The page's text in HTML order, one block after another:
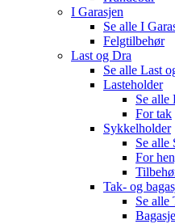
I Garasjen
Se alle I
Felgtilbehør
Last og Dra
Se alle Last
Lasteholder
Se alle
For tak
Sykkelholder
Se alle
For
Tak- og
Se alle